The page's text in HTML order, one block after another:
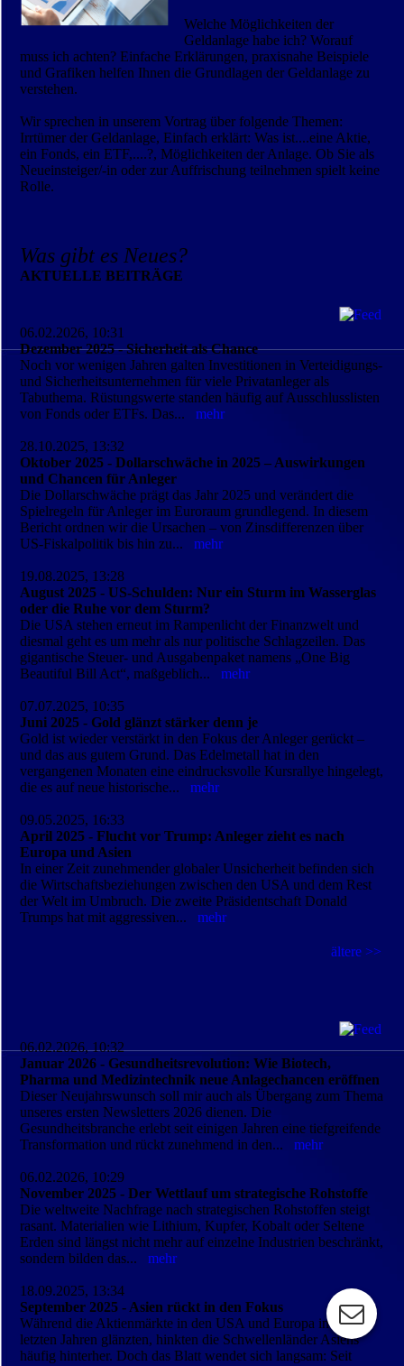
Welche Möglichkeiten der
Geldanlage habe ich? Worauf
muss ich achten? Einfache Erklärungen, praxisnahe Beispiele
und Grafiken helfen Ihnen die Grundlagen der Geldanlage zu
verstehen.
Wir sprechen in unserem Vortrag über folgende Themen:
Irrtümer der Geldanlage, Einfach erklärt: Was ist....eine Aktie,
ein Fonds, ein ETF,....?, Möglichkeiten der Anlage. Ob Sie als
Neueinsteiger/-in oder zur Auffrischung teilnehmen spielt keine
Rolle.
Was gibt es Neues?
AKTUELLE BEITRÄGE
06.02.2026, 10:31
Dezember 2025 - Sicherheit als Chance
Noch vor wenigen Jahren galten Investitionen in Verteidigungs-
und Sicherheitsunternehmen für viele Privatanleger als
Tabuthema. Rüstungswerte standen häufig auf Ausschlusslisten
von Fonds oder ETFs. Das...mehr
28.10.2025, 13:32
Oktober 2025 - Dollarschwäche in 2025 – Auswirkungen
und Chancen für Anleger
Die Dollarschwäche prägt das Jahr 2025 und verändert die
Spielregeln für Anleger im Euroraum grundlegend. In diesem
Bericht ordnen wir die Ursachen – von Zinsdifferenzen über
US-Fiskalpolitik bis hin zu...mehr
19.08.2025, 13:28
August 2025 - US-Schulden: Nur ein Sturm im Wasserglas
oder die Ruhe vor dem Sturm?
Die USA stehen erneut im Rampenlicht der Finanzwelt und
diesmal geht es um mehr als nur politische Schlagzeilen. Das
gigantische Steuer- und Ausgabenpaket namens „One Big
Beautiful Bill Act“, maßgeblich...mehr
07.07.2025, 10:35
Juni 2025 - Gold glänzt stärker denn je
Gold ist wieder verstärkt in den Fokus der Anleger gerückt –
und das aus gutem Grund. Das Edelmetall hat in den
vergangenen Monaten eine eindrucksvolle Kursrallye hingelegt,
die es auf neue historische...mehr
09.05.2025, 16:33
April 2025 - Flucht vor Trump: Anleger zieht es nach
Europa und Asien
In einer Zeit zunehmender globaler Unsicherheit befinden sich
die Wirtschafts­beziehungen zwischen den USA und dem Rest
der Welt im Umbruch. Die zweite Präsidentschaft Donald
Trumps hat mit aggressiven...mehr
ältere >>
06.02.2026, 10:32
Januar 2026 - Gesundheitsrevolution: Wie Biotech,
Pharma und Medizintechnik neue Anlagechancen eröffnen
Dieser Neujahrswunsch soll mir auch als Übergang zum Thema
unseres ersten Newsletters 2026 dienen. Die
Gesundheitsbranche erlebt seit einigen Jahren eine tiefgreifende
Transformation und rückt zunehmend in den...mehr
06.02.2026, 10:29
November 2025 - Der Wettlauf um strategische Rohstoffe
Die weltweite Nachfrage nach strategischen Rohstoffen steigt
rasant. Materialien wie Lithium, Kupfer, Kobalt oder Seltene
Erden sind längst nicht mehr auf einzelne Industrien beschränkt,
sondern bilden das...mehr
18.09.2025, 13:34
September 2025 - Asien rückt in den Fokus
Während die Aktienmärkte in den USA und Europa in den
letzten Jahren glänzten, hinkten die Schwellenländer Asiens
häufig hinterher. Doch das Blatt wendet sich langsam: Seit